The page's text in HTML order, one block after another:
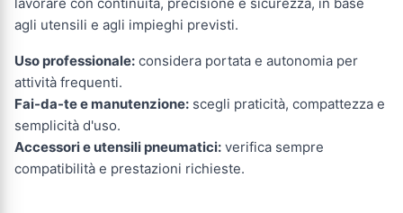
agli utensili e agli impieghi previsti.
Uso professionale: considera portata e autonomia per
attività frequenti.
Fai-da-te e manutenzione: scegli praticità, compattezza e
semplicità d'uso.
Accessori e utensili pneumatici: verifica sempre
compatibilità e prestazioni richieste.